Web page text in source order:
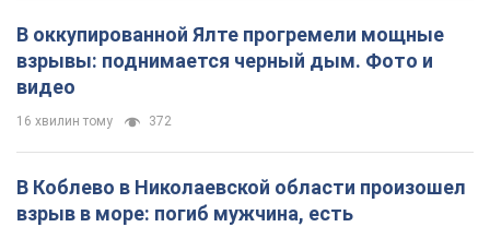
В оккупированной Ялте прогремели мощные
взрывы: поднимается черный дым. Фото и
видео
16 хвилин тому 372
В Коблево в Николаевской области произошел
взрыв в море: погиб мужчина, есть